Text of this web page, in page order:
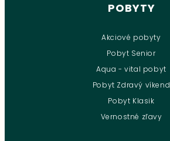
POBYTY
Akciové pobyty
Pobyt Senior
Aqua - vital pobyt
Pobyt Zdravý víkend
Pobyt Klasik
Vernostné zľavy